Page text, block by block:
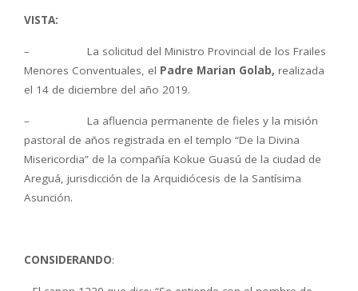
VISTA:
– La solicitud del Ministro Provincial de los Frailes
Menores Conventuales, el Padre Marian Golab, realizada
el 14 de diciembre del año 2019.
– La afluencia permanente de fieles y la misión
pastoral de años registrada en el templo “De la Divina
Misericordia” de la compañía Kokue Guasú de la ciudad de
Areguá, jurisdicción de la Arquidiócesis de la Santísima
Asunción.
CONSIDERANDO: